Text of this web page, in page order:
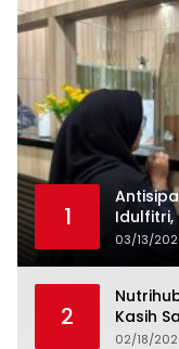
1
Idulfitri,
03/13/
2
Kasih
02/18/